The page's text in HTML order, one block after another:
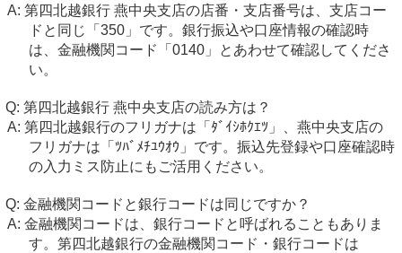
第四北越銀行 燕中央支店の店番・支店番号は、支店コー
ドと同じ「350」です。銀行振込や口座情報の確認時
は、金融機関コード「0140」とあわせて確認してくださ
い。
第四北越銀行 燕中央支店の読み方は？
第四北越銀行のフリガナは「ﾀﾞｲｼﾎｸｴﾂ」、燕中央支店の
フリガナは「ﾂﾊﾞﾒﾁﾕｳｵｳ」です。振込先登録や口座確認時
の入力ミス防止にもご活用ください。
金融機関コードと銀行コードは同じですか？
金融機関コードは、銀行コードと呼ばれることもありま
す。第四北越銀行の金融機関コード・銀行コードは